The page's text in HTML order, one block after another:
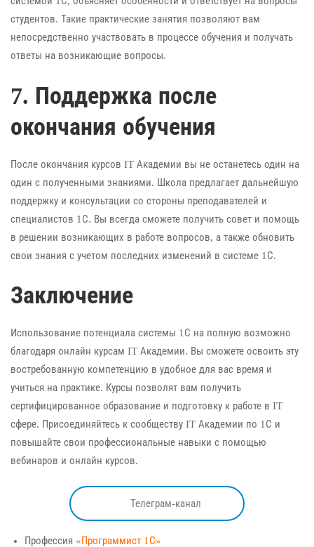
студентов. Такие практические занятия позволяют вам
непосредственно участвовать в процессе обучения и получать
ответы на возникающие вопросы.
7. Поддержка после
окончания обучения
После окончания курсов IT Академии вы не останетесь один на
один с полученными знаниями. Школа предлагает дальнейшую
поддержку и консультации со стороны преподавателей и
специалистов 1С. Вы всегда сможете получить совет и помощь
в решении возникающих в работе вопросов, а также обновить
свои знания с учетом последних изменений в системе 1С.
Заключение
Использование потенциала системы 1С на полную возможно
благодаря онлайн курсам IT Академии. Вы сможете освоить эту
востребованную компетенцию в удобное для вас время и
учиться на практике. Курсы позволят вам получить
сертифицированное образование и подготовку к работе в IT
сфере. Присоединяйтесь к сообществу IT Академии по 1С и
повышайте свои профессиональные навыки с помощью
вебинаров и онлайн курсов.
Телеграм-канал
Профессия «Программист 1С»